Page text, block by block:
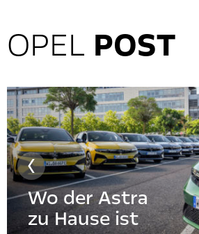
OPEL POST
Wo der Astra
zu Hause ist